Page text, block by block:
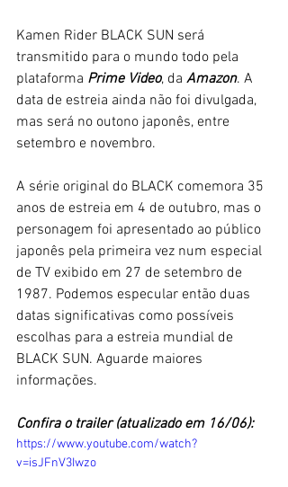
Kamen Rider BLACK SUN será
transmitido para o mundo todo pela
plataforma Prime Video, da Amazon. A
data de estreia ainda não foi divulgada,
mas será no outono japonês, entre
setembro e novembro.
A série original do BLACK comemora 35
anos de estreia em 4 de outubro, mas o
personagem foi apresentado ao público
japonês pela primeira vez num especial
de TV exibido em 27 de setembro de
1987. Podemos especular então duas
datas significativas como possíveis
escolhas para a estreia mundial de
BLACK SUN. Aguarde maiores
informações.
Confira o trailer (atualizado em 16/06):
https://www.youtube.com/watch?
v=isJFnV3Iwzo